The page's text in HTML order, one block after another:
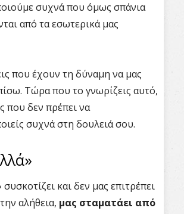
συχνά που όμως σπάνια
από τα εσωτερικά μας
που έχουν τη δύναμη να μας
Τώρα που το γνωρίζεις αυτό,
που δεν πρέπει να
συχνά στη δουλειά σου.
και δεν μας επιτρέπει
αλήθεια, μας σταματάει από